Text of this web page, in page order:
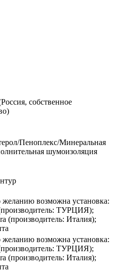
собственное
Пеноплекс/Минеральная
шумоизоляция
желанию возможна установка:
ТУРЦИЯ);
(производитель: Италия);
желанию возможна установка:
ТУРЦИЯ);
(производитель: Италия);